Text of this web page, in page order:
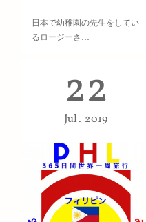
日本で幼稚園の先生をしてい
るロージーさ…
22
Jul 2019